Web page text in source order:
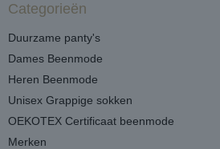
Categorieën
Duurzame panty's
Dames Beenmode
Heren Beenmode
Unisex Grappige sokken
OEKOTEX Certificaat beenmode
Merken